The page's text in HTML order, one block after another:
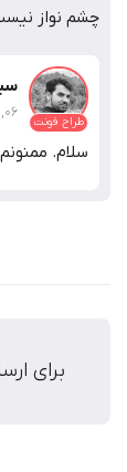
چشم نواز
طراح فونت 06, آذر ، 1403 در 16:10
سلام.
برای